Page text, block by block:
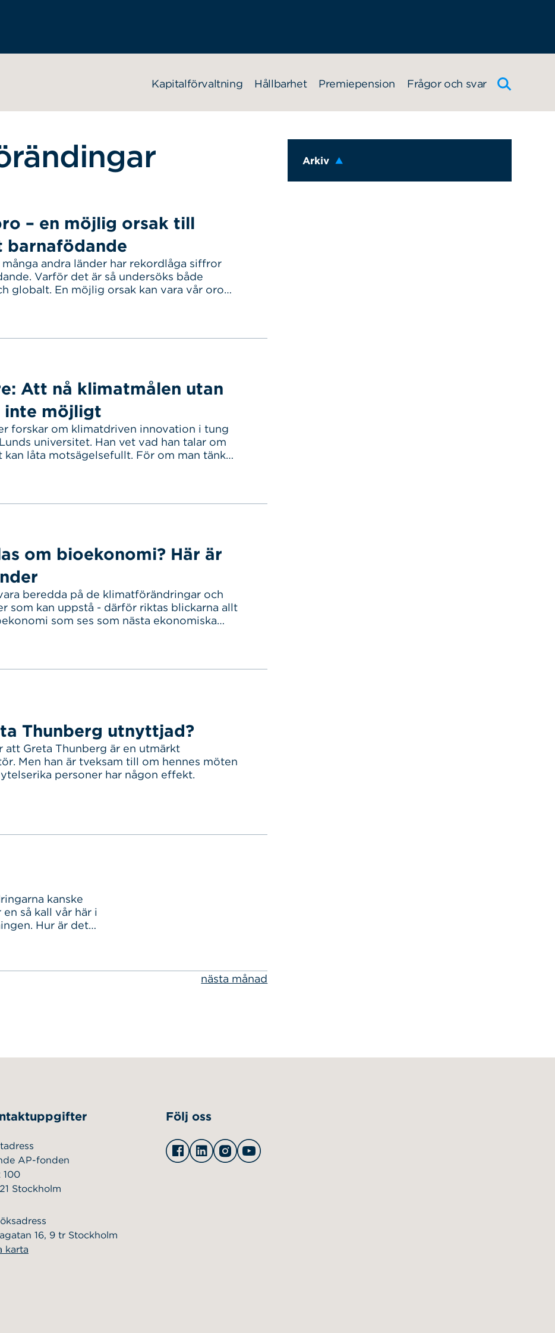
Kapitalförvaltning Hållbarhet Premiepension Frågor och svar
Arkiv
– en möjlig orsak till
barnafödande
andra länder har rekordlåga siffror
Varför det är så undersöks både
globalt. En möjlig orsak kan vara vår oro
vilket nyligen utretts. – Vi ser en
så mycket…
Att nå klimatmålen utan
inte möjligt
forskar om klimatdriven innovation i tung
universitet. Han vet vad han talar om
kan låta motsägelsefullt. För om man tänker
samhälle utan plast idag helt otänkbart.
om bioekonomi? Här är
beredda på de klimatförändringar och
som kan uppstå - därför riktas blickarna allt
som ses som nästa ekonomiska
Thunberg utnyttjad?
att Greta Thunberg är en utmärkt
Men han är tveksam till om hennes möten
personer har någon effekt.
kanske
så kall vår här i
Hur är det
nästa månad
AP-fonden
100
Stockholm
16, 9 tr Stockholm
karta
Följ oss
Facebook
LinkedinInstagramYoutube